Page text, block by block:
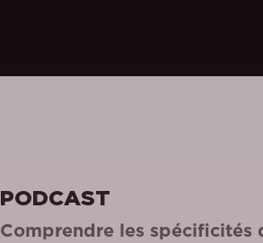
PODCAST
Comprendre les spécificités